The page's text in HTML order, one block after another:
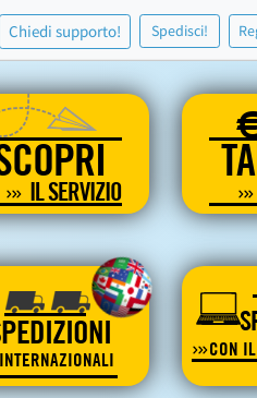
Chiedi supporto! Spedisci!
IL SERVIZIO
INTERNAZIONALI CON